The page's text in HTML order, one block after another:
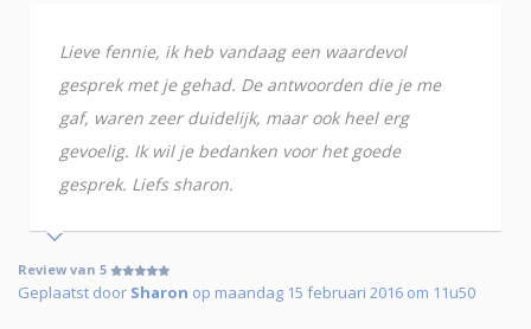
Lieve fennie, ik heb vandaag een waardevol
gesprek met je gehad. De antwoorden die je me
gaf, waren zeer duidelijk, maar ook heel erg
gevoelig. Ik wil je bedanken voor het goede
gesprek. Liefs sharon.
Review van 5
Geplaatst door Sharon op maandag 15 februari 2016 om 11u50